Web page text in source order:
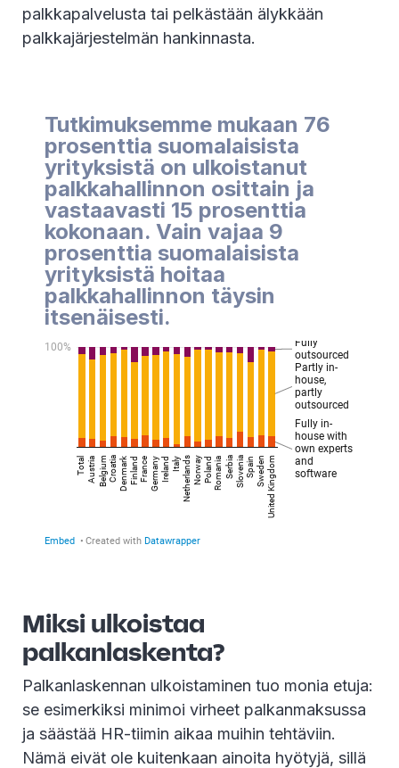
palkkapalvelusta tai pelkästään älykkään
palkkajärjestelmän hankinnasta.
Tutkimuksemme mukaan 76
prosenttia suomalaisista
yrityksistä on ulkoistanut
palkkahallinnon osittain ja
vastaavasti 15 prosenttia
kokonaan. Vain vajaa 9
prosenttia suomalaisista
yrityksistä hoitaa
palkkahallinnon täysin
itsenäisesti.
Miksi ulkoistaa
palkanlaskenta?
Palkanlaskennan ulkoistaminen tuo monia etuja:
se esimerkiksi minimoi virheet palkanmaksussa
ja säästää HR-tiimin aikaa muihin tehtäviin.
Nämä eivät ole kuitenkaan ainoita hyötyjä, sillä